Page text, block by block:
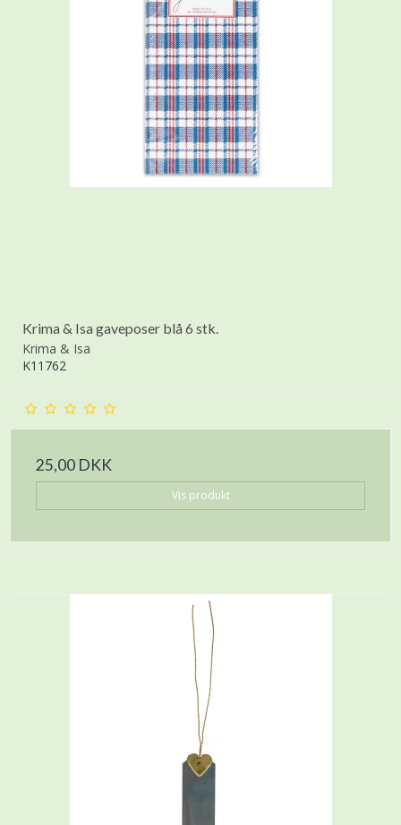
Krima & Isa gaveposer blå 6 stk.
Krima & Isa
K11762
25,00 DKK
Vis produkt